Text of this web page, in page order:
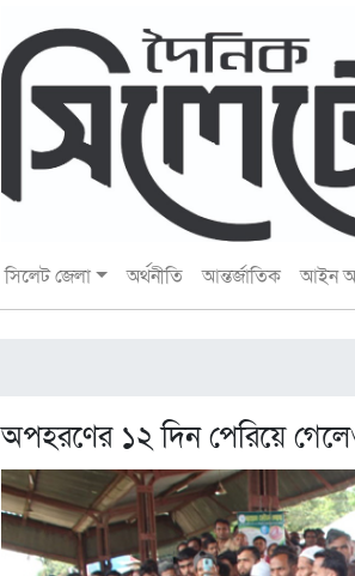
সিলেট জেলা অর্থনীতি আন্তর্জাতিক আইন
‎অপহরণের ১২ দিন পেরিয়ে